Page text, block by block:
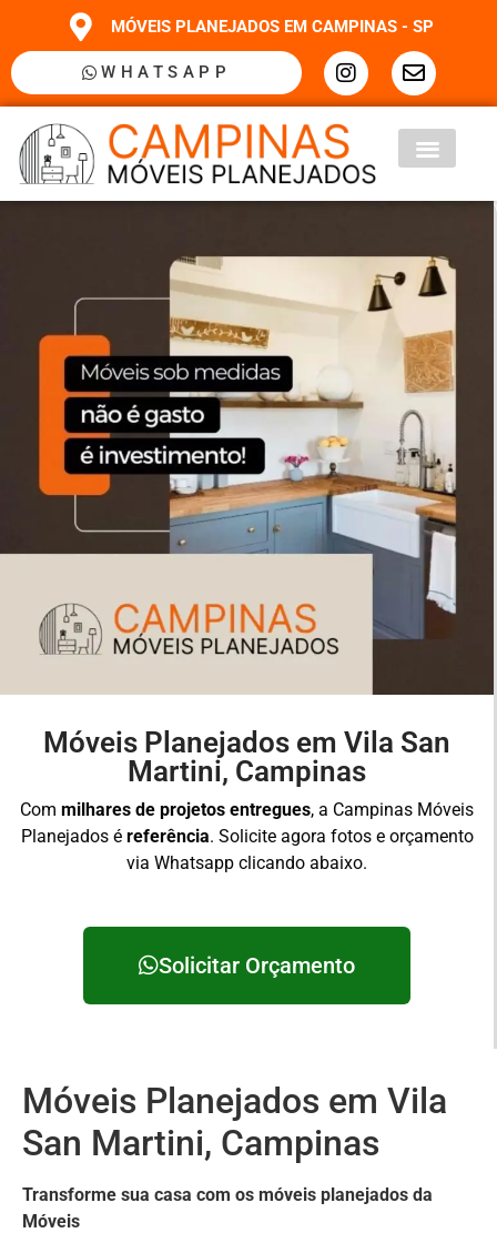
MÓVEIS PLANEJADOS EM CAMPINAS - SP
WHATSAPP
Móveis Planejados em Vila San
Martini, Campinas
Com milhares de projetos entregues, a Campinas Móveis
Planejados é referência. Solicite agora fotos e orçamento
via Whatsapp clicando abaixo.
Solicitar Orçamento
Móveis Planejados em Vila
San Martini, Campinas
Transforme sua casa com os móveis planejados da
Móveis